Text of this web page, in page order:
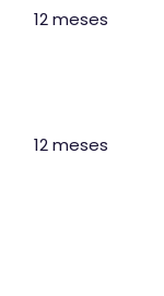
12 meses
12 meses